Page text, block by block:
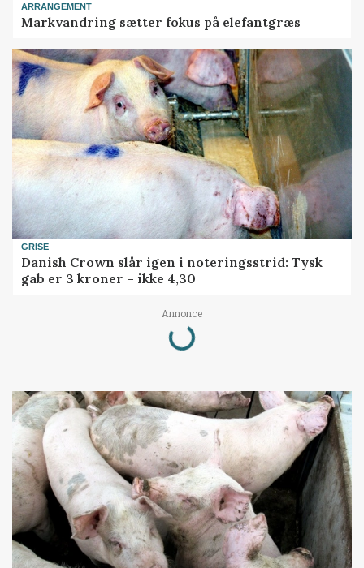
ARRANGEMENT
Markvandring sætter fokus på elefantgræs
GRISE
Danish Crown slår igen i noteringsstrid: Tysk
gab er 3 kroner – ikke 4,30
Annonce
Loading...